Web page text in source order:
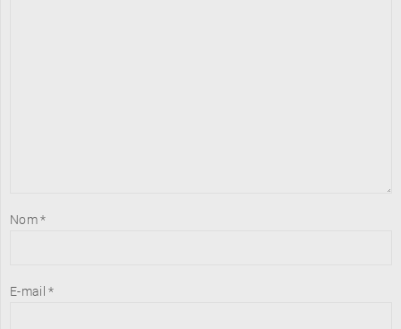
Nom*
E-mail*